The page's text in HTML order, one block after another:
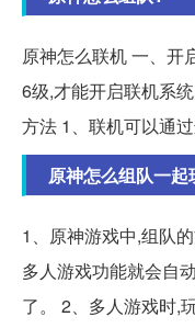
原神怎么联机 一、开
6级,才能开启联机系
方法 1、联机可以通
原神怎么组队一起
1、原神游戏中,组队
多人游戏功能就会自
了。 2、多人游戏时,